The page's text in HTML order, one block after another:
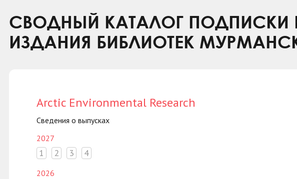
СВОДНЫЙ КАТАЛОГ ПОДПИСКИ
ИЗДАНИЯ БИБЛИОТЕК
Arctic Environmental Research
Сведения о выпусках
2027
1 2 3 4
2026